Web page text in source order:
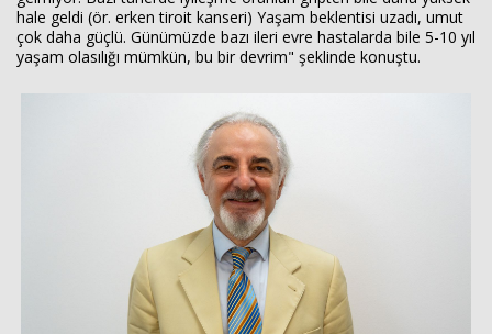
hale geldi (ör. erken tiroit kanseri) Yaşam beklentisi uzadı, umut
çok daha güçlü. Günümüzde bazı ileri evre hastalarda bile 5-10 yıl
yaşam olasılığı mümkün, bu bir devrim" şeklinde konuştu.